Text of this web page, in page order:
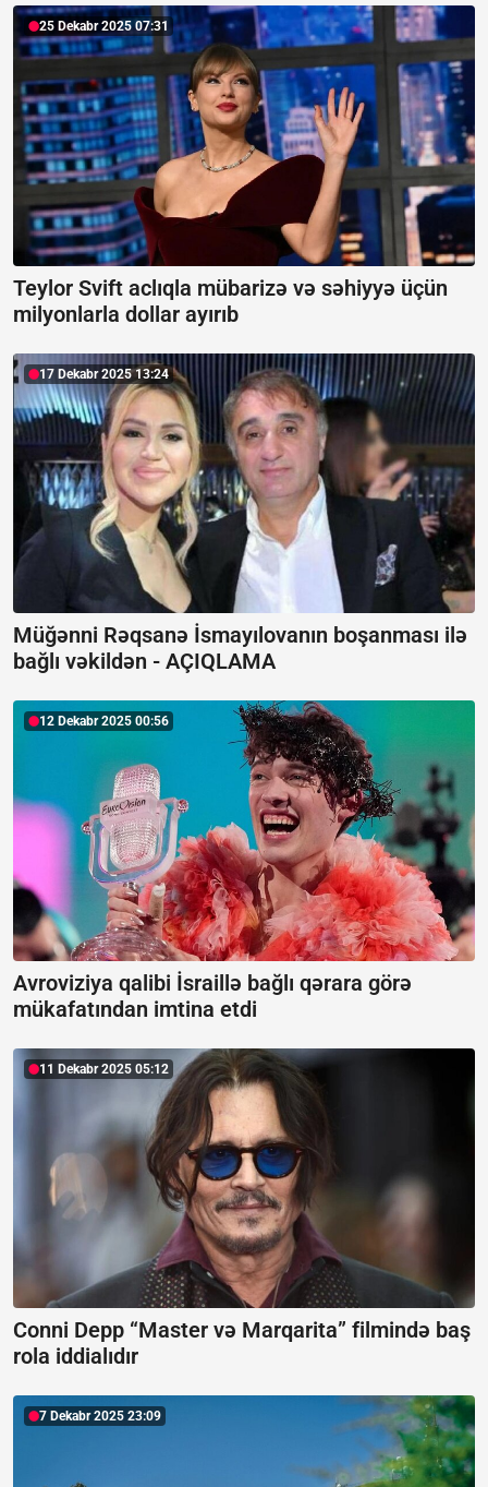
25 Dekabr 2025 07:31
Teylor Svift aclıqla mübarizə və səhiyyə üçün
milyonlarla dollar ayırıb
17 Dekabr 2025 13:24
Müğənni Rəqsanə İsmayılovanın boşanması ilə
bağlı vəkildən - AÇIQLAMA
12 Dekabr 2025 00:56
Avroviziya qalibi İsraillə bağlı qərara görə
mükafatından imtina etdi
11 Dekabr 2025 05:12
Conni Depp “Master və Marqarita” filmində baş
rola iddialıdır
7 Dekabr 2025 23:09